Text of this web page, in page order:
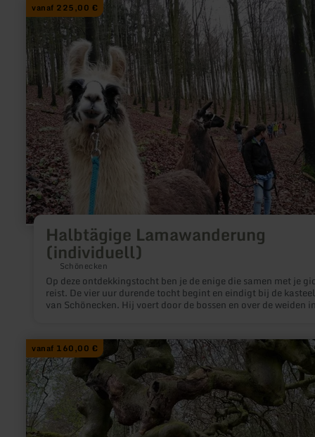
vanaf 225,00 €
Halbtägige Lamawanderung
(individuell)
Schönecken
Op deze ontdekkingstocht ben je de enige die samen met je
reist. De vier uur durende tocht begint en eindigt bij de
van Schönecken. Hij voert door de bossen en over de weiden
informatie
over:
Halbtägige
Lamawanderung
(individuell)
vanaf 160,00 €
informatie
over:
Ganztag
mit
Lamas:
Magische
Orte
(Gruppe)